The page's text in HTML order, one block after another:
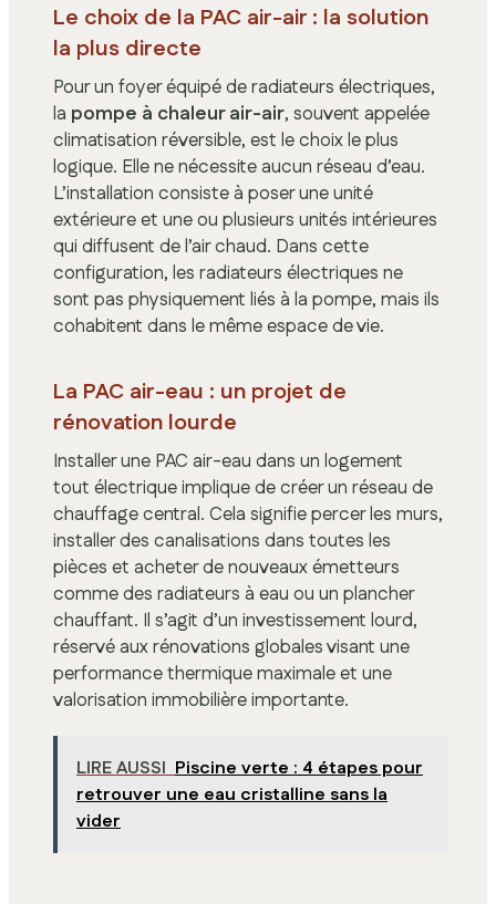
Le choix de la PAC air-air : la solution
la plus directe
Pour un foyer équipé de radiateurs électriques,
la pompe à chaleur air-air, souvent appelée
climatisation réversible, est le choix le plus
logique. Elle ne nécessite aucun réseau d’eau.
L’installation consiste à poser une unité
extérieure et une ou plusieurs unités intérieures
qui diffusent de l’air chaud. Dans cette
configuration, les radiateurs électriques ne
sont pas physiquement liés à la pompe, mais ils
cohabitent dans le même espace de vie.
La PAC air-eau : un projet de
rénovation lourde
Installer une PAC air-eau dans un logement
tout électrique implique de créer un réseau de
chauffage central. Cela signifie percer les murs,
installer des canalisations dans toutes les
pièces et acheter de nouveaux émetteurs
comme des radiateurs à eau ou un plancher
chauffant. Il s’agit d’un investissement lourd,
réservé aux rénovations globales visant une
performance thermique maximale et une
valorisation immobilière importante.
LIRE AUSSI Piscine verte : 4 étapes pour
retrouver une eau cristalline sans la
vider